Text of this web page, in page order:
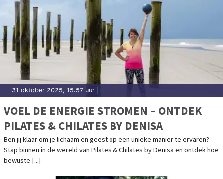
31 oktober 2025, 15:57 uur
VOEL DE ENERGIE STROMEN – ONTDEK
PILATES & CHILATES BY DENISA
Ben jij klaar om je lichaam en geest op een unieke manier te ervaren?
Stap binnen in de wereld van Pilates & Chilates by Denisa en ontdek hoe
bewuste [...]